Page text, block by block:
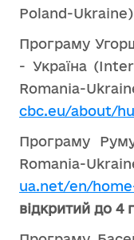
Poland-Ukraine)
Програму
- Україна
Romania-
cbc.eu/about/
Програму
ua.net/en/
відкритий до 4